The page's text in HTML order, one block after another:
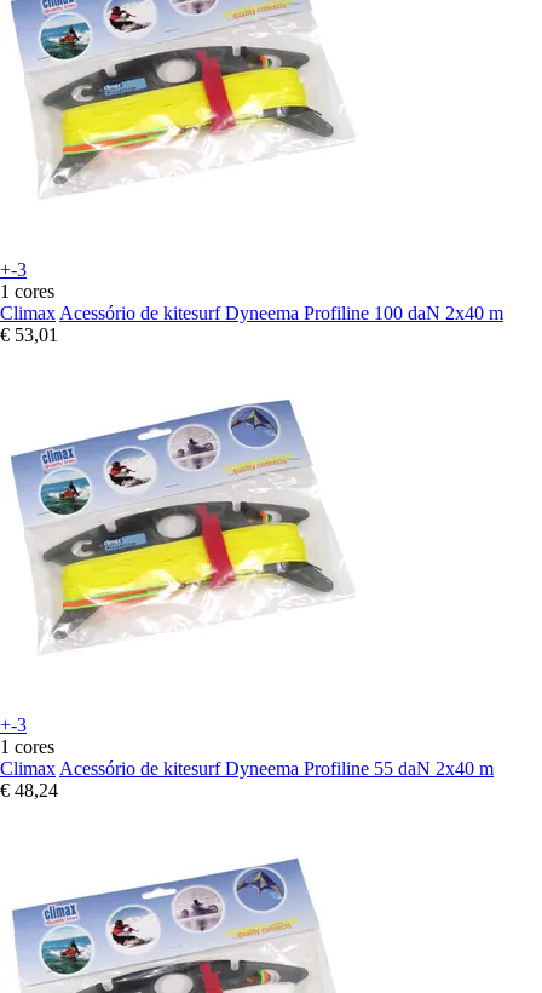
+-3
1 cores
Climax Acessório de kitesurf Dyneema Profiline 100 daN 2x40 m
€ 53,01
+-3
1 cores
Climax Acessório de kitesurf Dyneema Profiline 55 daN 2x40 m
€ 48,24